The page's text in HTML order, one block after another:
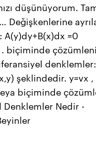
düşünüyorum.
Değişkenlerine
A(y)dy+B(x)dx =0
biçiminde
denklemler:
şeklindedir. y=vx
biçiminde
Denklemler Nedir -